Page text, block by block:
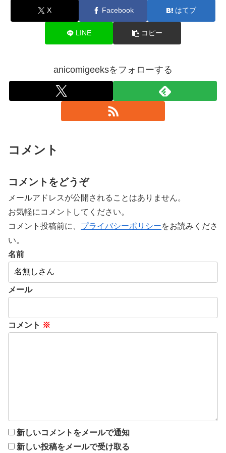
X Facebook はてブ
LINE コピー
anicomigeeksをフォローする
コメント
コメントをどうぞ
メールアドレスが公開されることはありません。
お気軽にコメントしてください。
コメント投稿前に、 プライバシーポリシーをお読みくださ
い。
名前
メール
コメント ※
新しいコメントをメールで通知
新しい投稿をメールで受け取る